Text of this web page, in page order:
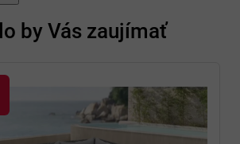
by Vás zaujímať